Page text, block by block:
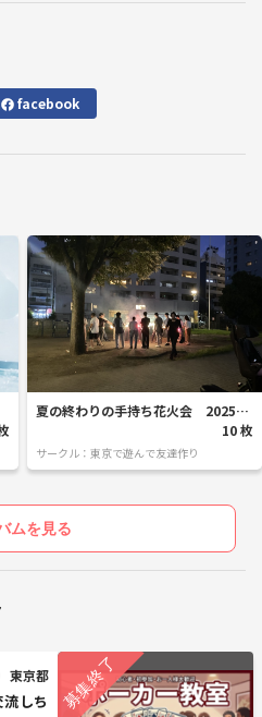
facebook
夏の終わりの手持ち花火会 2025/0
10 枚
サークル：東京で遊んで友達作り
ムを見る
東京都
しち